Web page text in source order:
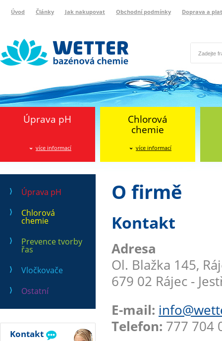
Úvod Články Jak nakupovat Obchodní podmínky Doprava a
Úprava pH
více informací
Chlorová
chemie
více informací
Úprava pH
Chlorová
chemie
Prevence tvorby
řas
Vločkovače
Ostatní
Kontakt
O firmě
Kontakt
Adresa
Ol. Blažka 145,
679 02 Rájec -
E-mail:
Telefon: 777 704